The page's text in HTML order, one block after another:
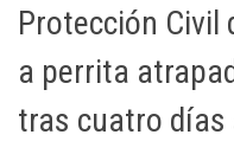
Protección Civil
a perrita
tras cuatro días